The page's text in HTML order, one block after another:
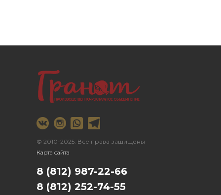
© 2010-2025. Все права защищены
8 (812) 987-22-66
8 (812) 252-74-55
Карта сайта